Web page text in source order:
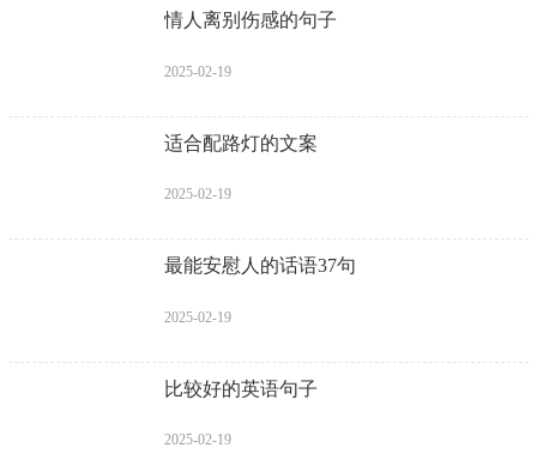
情人离别伤感的句子
2025-02-19
适合配路灯的文案
2025-02-19
最能安慰人的话语37句
2025-02-19
比较好的英语句子
2025-02-19